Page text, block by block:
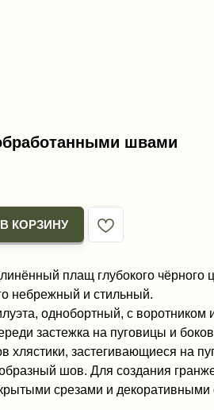
швами
КОРЗИНУ
плащ глубокого чёрного
небрежный и стильный.
однобортный, с
застежка на пуговицы и
хлястики, застегивающиеся на
шов. Для создания
срезами и